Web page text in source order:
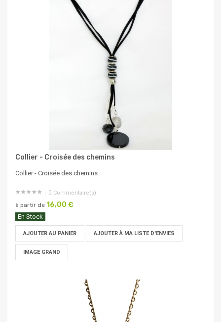
Collier - Croisée des chemins
Collier - Croisée des chemins
0 Commentaire(s)
à partir de 16,00 €
En Stock
AJOUTER AU PANIER AJOUTER À MA LISTE D'ENVIES
IMAGE GRAND